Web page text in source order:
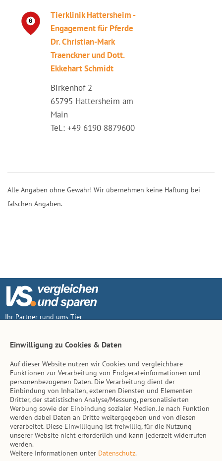
Tierklinik Hattersheim -
Engagement für Pferde
Dr. Christian-Mark
Traenckner und Dott.
Ekkehart Schmidt
Birkenhof 2
65795 Hattersheim am
Main
Tel.: +49 6190 8879600
Alle Angaben ohne Gewähr! Wir übernehmen keine Haftung bei
falschen Angaben.
Ihr Partner rund ums Tier
Inhalt
Tierarzt-Suche
Hinweise
AGB
Impressum
Datenschutz
Einwilligung zu Cookies & Daten
Auf dieser Website nutzen wir Cookies und vergleichbare
Funktionen zur Verarbeitung von Endgeräteinformationen und
personenbezogenen Daten. Die Verarbeitung dient der
Einbindung von Inhalten, externen Diensten und Elementen
Dritter, der statistischen Analyse/Messung, personalisierten
Werbung sowie der Einbindung sozialer Medien. Je nach Funktion
werden dabei Daten an Dritte weitergegeben und von diesen
verarbeitet. Diese Einwilligung ist freiwillig, für die Nutzung
unserer Website nicht erforderlich und kann jederzeit widerrufen
werden.
Weitere Informationen unter Datenschutz.